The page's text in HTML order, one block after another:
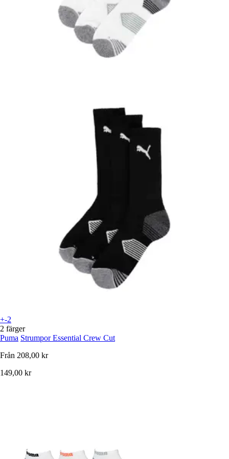
+-2
2 färger
Puma Strumpor Essential Crew Cut
Från 208,00 kr
149,00 kr